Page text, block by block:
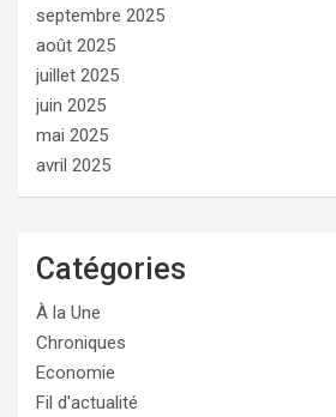
septembre 2025
août 2025
juillet 2025
juin 2025
mai 2025
avril 2025
Catégories
À la Une
Chroniques
Economie
Fil d'actualité